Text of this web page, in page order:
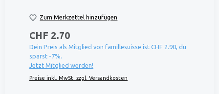
Zum Merkzettel hinzufügen
CHF 2.70
Dein Preis als Mitglied von famillesuisse ist CHF 2.90, du
sparst -7%.
Jetzt Mitglied werden!
Preise inkl. MwSt. zzgl. Versandkosten